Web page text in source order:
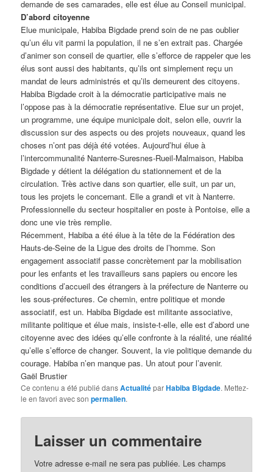
demande de ses camarades, elle est élue au Conseil municipal.
D’abord citoyenne
Elue municipale, Habiba Bigdade prend soin de ne pas oublier
qu’un élu vit parmi la population, il ne s’en extrait pas. Chargée
d’animer son conseil de quartier, elle s’efforce de rappeler que les
élus sont aussi des habitants, qu’ils ont simplement reçu un
mandat de leurs administrés et qu’ils demeurent des citoyens.
Habiba Bigdade croit à la démocratie participative mais ne
l’oppose pas à la démocratie représentative. Elue sur un projet,
un programme, une équipe municipale doit, selon elle, ouvrir la
discussion sur des aspects ou des projets nouveaux, quand les
choses n’ont pas déjà été votées. Aujourd’hui élue à
l’intercommunalité Nanterre-Suresnes-Rueil-Malmaison, Habiba
Bigdade y détient la délégation du stationnement et de la
circulation. Très active dans son quartier, elle suit, un par un,
tous les projets le concernant. Elle a grandi et vit à Nanterre.
Professionnelle du secteur hospitalier en poste à Pontoise, elle a
donc une vie très remplie.
Récemment, Habiba a été élue à la tête de la Fédération des
Hauts-de-Seine de la Ligue des droits de l’homme. Son
engagement associatif passe concrètement par la mobilisation
pour les enfants et les travailleurs sans papiers ou encore les
conditions d’accueil des étrangers à la préfecture de Nanterre ou
les sous-préfectures. Ce chemin, entre politique et monde
associatif, est un. Habiba Bigdade est militante associative,
militante politique et élue mais, insiste-t-elle, elle est d’abord une
citoyenne avec des idées qu’elle confronte à la réalité, une réalité
qu’elle s’efforce de changer. Souvent, la vie politique demande du
courage. Habiba n’en manque pas. Un atout pour l’avenir.
Gaël Brustier
Ce contenu a été publié dansActualitéparHabiba Bigdade. Mettez-
le en favori avec sonpermalien.
Laisser un commentaire
Votre adresse e-mail ne sera pas publiée. Les champs